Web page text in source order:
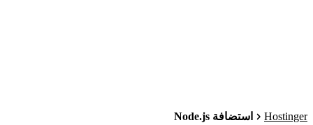
Hostinger استضافة Node.js